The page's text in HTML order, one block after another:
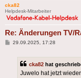
cka82
Helpdesk-Mitarbeiter
Re: Änderungen TV/
Beitrag
29.09.2025, 17:28
cka82 hat
Juwelo hat jetzt